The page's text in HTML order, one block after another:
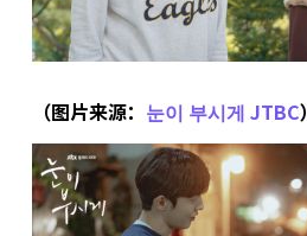
（图片来源： 눈이 부시게 JTBC）